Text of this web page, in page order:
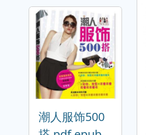
潮人服饰500